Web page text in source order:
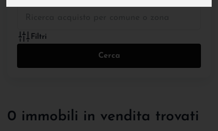
Filtri
Cerca
0 immobili in vendita trovati